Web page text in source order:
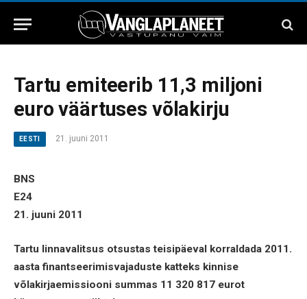
Tartu emiteerib 11,3 miljoni
euro väärtuses võlakirju
EESTI 21. juuni 2011
BNS
E24
21. juuni 2011
Tartu linnavalitsus otsustas teisipäeval korraldada 2011.
aasta finantseerimisvajaduste katteks kinnise
võlakirjaemissiooni summas 11 320 817 eurot